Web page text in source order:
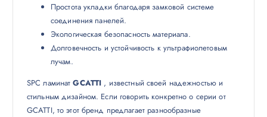
Простота укладки благодаря замковой системе
соединения панелей.
Экологическая безопасность материала.
Долговечность и устойчивость к ультрафиолетовым
лучам.
SPC ламинатGCATTI , известный своей надежностью и
стильным дизайном. Если говорить конкретно о серии от
GCATTI, то этот бренд предлагает разнообразные